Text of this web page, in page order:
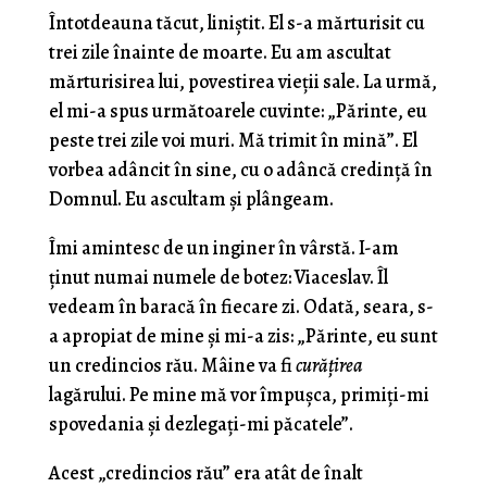
Întotdeauna tăcut, liniştit. El s-a mărturisit cu
trei zile înainte de moarte. Eu am ascultat
mărturisirea lui, povestirea vieţii sale. La urmă,
el mi-a spus următoa­rele cuvinte: „Părinte, eu
peste trei zile voi muri. Mă trimit în mină”. El
vorbea adâncit în sine, cu o adâncă credinţă în
Domnul. Eu ascultam şi plângeam.
Îmi amintesc de un inginer în vârstă. I-am
ţinut numai numele de botez: Viaceslav. Îl
vedeam în baracă în fiecare zi. Odată, seara, s-
a apropiat de mine şi mi-a zis: „Părinte, eu sunt
un credincios rău. Mâine va ficurăţirea
lagărului. Pe mine mă vor împuşca, primiţi-mi
spovedania şi dezlegaţi-mi păcatele”.
Acest „credincios rău” era atât de înalt